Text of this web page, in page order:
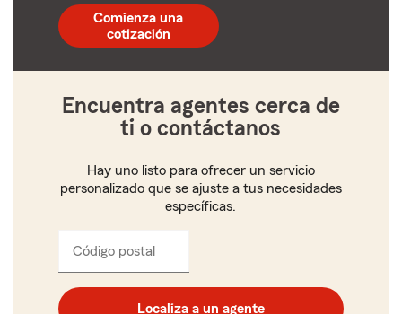
postal
de
5
Comienza una
cotización
Encuentra agentes cerca de
ti o contáctanos
Hay uno listo para ofrecer un servicio
personalizado que se ajuste a tus necesidades
específicas.
Código postal
código
postal
Localiza a un agente